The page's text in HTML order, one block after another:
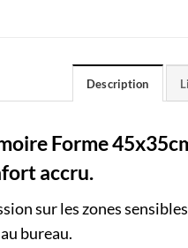
Description
Forme
accru.
sur les zones
bureau.